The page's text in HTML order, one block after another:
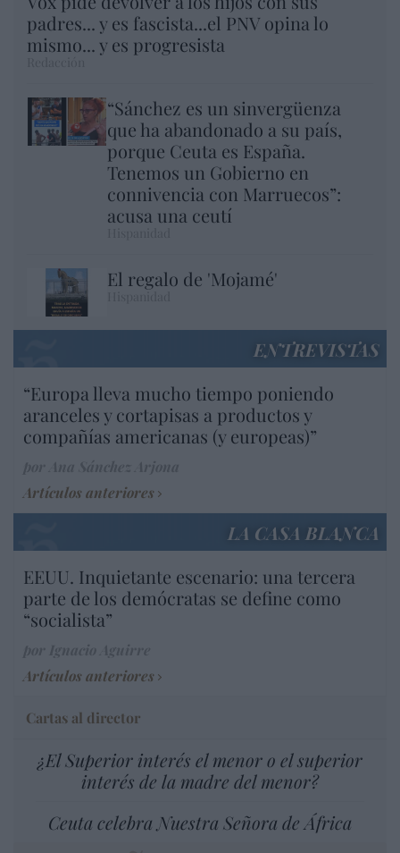
padres... y es fascista...el PNV opina lo
mismo... y es progresista
“Sánchez es un sinvergüenza
que ha abandonado a su país,
porque Ceuta es España.
Tenemos un Gobierno en
connivencia con Marruecos”:
acusa una ceutí
El regalo de 'Mojamé'
ENTREVISTAS
“Europa lleva mucho tiempo poniendo
aranceles y cortapisas a productos y
compañías americanas (y europeas)”
Artículos anteriores
LA CASA BLANCA
EEUU. Inquietante escenario: una tercera
parte de los demócratas se define como
“socialista”
Artículos anteriores
Cartas al director
¿El Superior interés el menor o el superior
interés de la madre del menor?
Ceuta celebra Nuestra Señora de África